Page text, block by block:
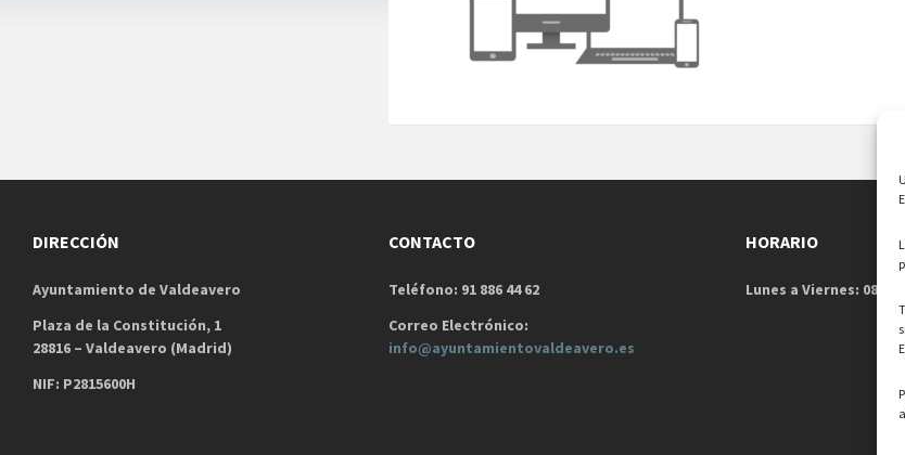
DIRECCIÓN
Ayuntamiento de Valdeavero
Plaza de la Constitución, 1
28816 – Valdeavero (Madrid)
NIF: P2815600H
CONTACTO
Teléfono: 91 886 44 62
Correo Electrónico:
info@ayuntamientovaldeavero.es
HORARIO
Lunes a Viernes: 08:00h